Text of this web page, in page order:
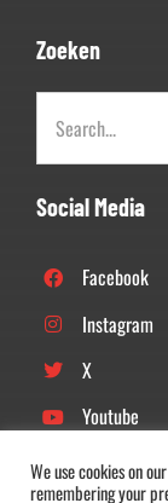
Zoeken
naar:
Social Media
Facebook
Instagram
X
Youtube
Linkedin
We use cookies on
remembering your